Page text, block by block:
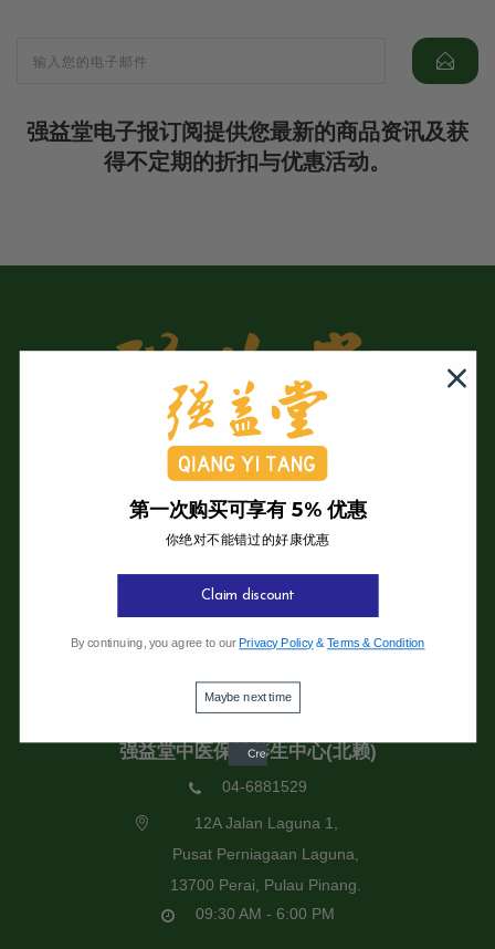
强益堂电子报订阅提供您最新的商品资讯及获
得不定期的折扣与优惠活动。
强益堂全息中医诊所
强益堂全息中医诊所(槟岛)
04-2832108
11600 Pulau Pinang.
09:30 AM - 6:00 PM
强益堂中医保健养生中心(北赖)
04-6881529
12A Jalan Laguna 1,
Pusat Perniagaan Laguna,
13700 Perai, Pulau Pinang.
09:30 AM - 6:00 PM
第一次购买可享有 5% 优惠
你绝对不能错过的好康优惠
Claim discount
By continuing, you agree to our Privacy Policy&Terms & Condition
Maybe next time